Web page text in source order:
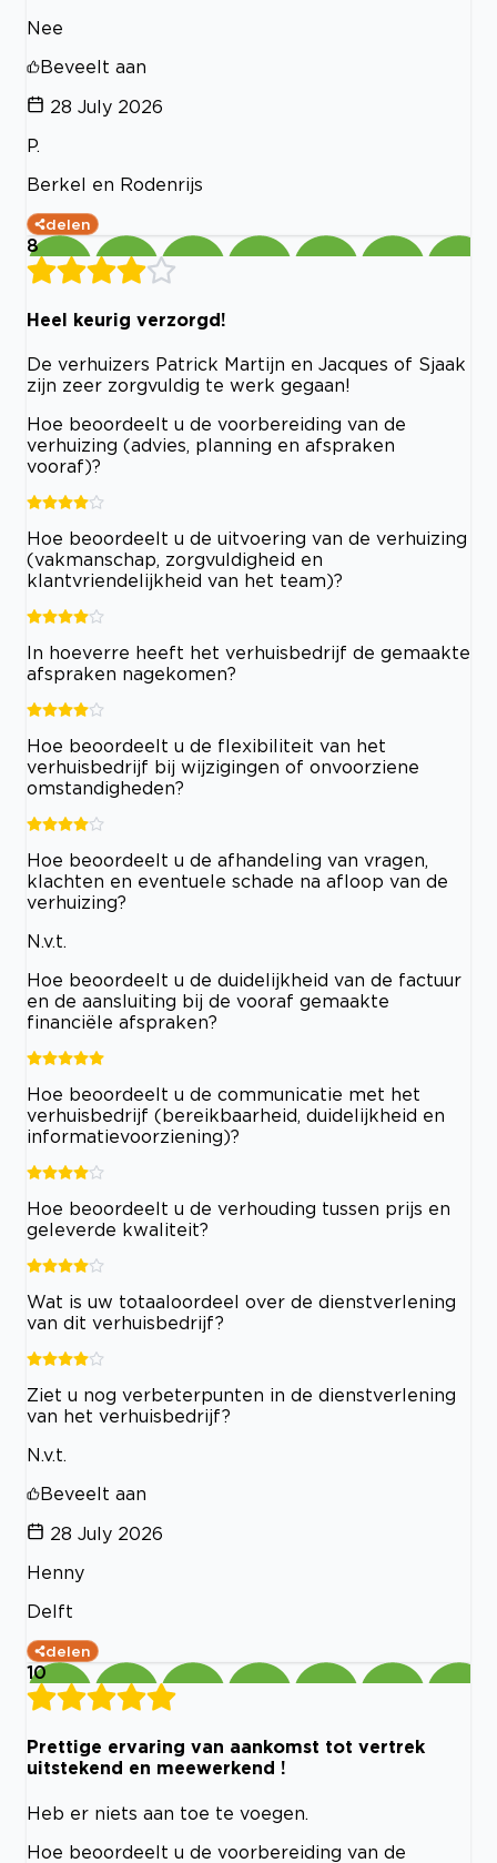
Nee
Beveelt aan
28 July 2026
P.
Berkel en Rodenrijs
delen
8
Heel keurig verzorgd!
De verhuizers Patrick Martijn en Jacques of Sjaak
zijn zeer zorgvuldig te werk gegaan!
Hoe beoordeelt u de voorbereiding van de
verhuizing (advies, planning en afspraken
vooraf)?
Hoe beoordeelt u de uitvoering van de verhuizing
(vakmanschap, zorgvuldigheid en
klantvriendelijkheid van het team)?
In hoeverre heeft het verhuisbedrijf de gemaakte
afspraken nagekomen?
Hoe beoordeelt u de flexibiliteit van het
verhuisbedrijf bij wijzigingen of onvoorziene
omstandigheden?
Hoe beoordeelt u de afhandeling van vragen,
klachten en eventuele schade na afloop van de
verhuizing?
N.v.t.
Hoe beoordeelt u de duidelijkheid van de factuur
en de aansluiting bij de vooraf gemaakte
financiële afspraken?
Hoe beoordeelt u de communicatie met het
verhuisbedrijf (bereikbaarheid, duidelijkheid en
informatievoorziening)?
Hoe beoordeelt u de verhouding tussen prijs en
geleverde kwaliteit?
Wat is uw totaaloordeel over de dienstverlening
van dit verhuisbedrijf?
Ziet u nog verbeterpunten in de dienstverlening
van het verhuisbedrijf?
N.v.t.
Beveelt aan
28 July 2026
Henny
Delft
delen
10
Prettige ervaring van aankomst tot vertrek
uitstekend en meewerkend !
Heb er niets aan toe te voegen.
Hoe beoordeelt u de voorbereiding van de